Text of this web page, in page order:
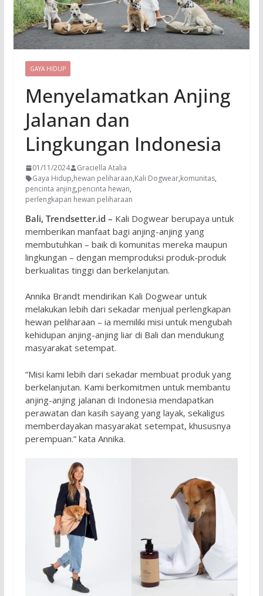
GAYA HIDUP
Menyelamatkan Anjing
Jalanan dan
Lingkungan Indonesia
01/11/2024
Graciella Atalia
Gaya Hidup,hewan peliharaan,Kali Dogwear,komunitas,
pencinta anjing,pencinta hewan,
perlengkapan hewan peliharaan
Bali, Trendsetter.id – Kali Dogwear berupaya untuk
memberikan manfaat bagi anjing-anjing yang
membutuhkan – baik di komunitas mereka maupun
lingkungan – dengan memproduksi produk-produk
berkualitas tinggi dan berkelanjutan.
Annika Brandt mendirikan Kali Dogwear untuk
melakukan lebih dari sekadar menjual perlengkapan
hewan peliharaan – ia memiliki misi untuk mengubah
kehidupan anjing-anjing liar di Bali dan mendukung
masyarakat setempat.
“Misi kami lebih dari sekadar membuat produk yang
berkelanjutan. Kami berkomitmen untuk membantu
anjing-anjing jalanan di Indonesia mendapatkan
perawatan dan kasih sayang yang layak, sekaligus
memberdayakan masyarakat setempat, khususnya
perempuan.” kata Annika.